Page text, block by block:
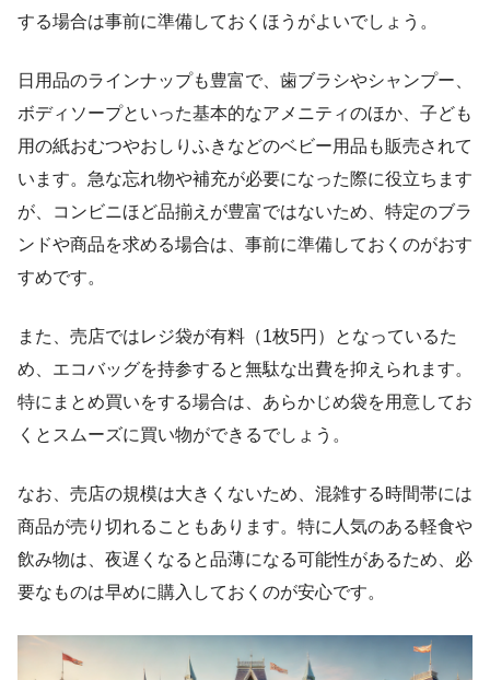
する場合は事前に準備しておくほうがよいでしょう。
日用品のラインナップも豊富で、歯ブラシやシャンプー、
ボディソープといった基本的なアメニティのほか、子ども
用の紙おむつやおしりふきなどのベビー用品も販売されて
います。急な忘れ物や補充が必要になった際に役立ちます
が、コンビニほど品揃えが豊富ではないため、特定のブラ
ンドや商品を求める場合は、事前に準備しておくのがおす
すめです。
また、売店ではレジ袋が有料（1枚5円）となっているた
め、エコバッグを持参すると無駄な出費を抑えられます。
特にまとめ買いをする場合は、あらかじめ袋を用意してお
くとスムーズに買い物ができるでしょう。
なお、売店の規模は大きくないため、混雑する時間帯には
商品が売り切れることもあります。特に人気のある軽食や
飲み物は、夜遅くなると品薄になる可能性があるため、必
要なものは早めに購入しておくのが安心です。